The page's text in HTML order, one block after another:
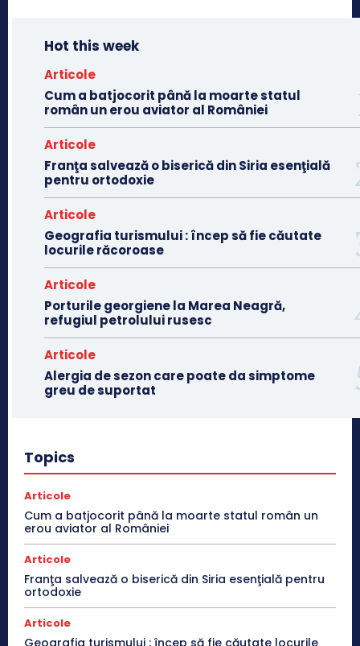
Hot this week
Articole
Cum a batjocorit până la moarte statul
român un erou aviator al României
Articole
Franţa salvează o biserică din Siria esenţială
pentru ortodoxie
Articole
Geografia turismului : încep să fie căutate
locurile răcoroase
Articole
Porturile georgiene la Marea Neagră,
refugiul petrolului rusesc
Articole
Alergia de sezon care poate da simptome
greu de suportat
Topics
Articole
Cum a batjocorit până la moarte statul român un
erou aviator al României
Articole
Franţa salvează o biserică din Siria esenţială pentru
ortodoxie
Articole